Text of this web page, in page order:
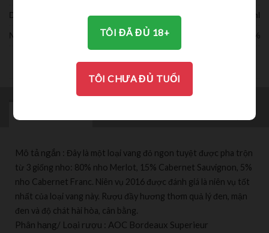
Dung tích: 750ml
Nồng độ: 14.5%
THƯỞNG THỨC
Mô tả ngắn : Đây là một loại vang đỏ ngon tuyệt được pha trộn
từ 3 giống nho: 80% nho Merlot, 15% Cabernet Sauvignon, 5%
nho Cabernet Franc. Niên vụ 2016 được đánh giá là niên vụ tốt
nhất của loại vang này. Rượu đầy hương thơm quả lý đen, mận
đen và độ chát hài hòa, cân bằng.
Phân hạng/ Loại rượu : AOC Bordeaux Superieur
TÔI ĐÃ ĐỦ 18+
TÔI CHƯA ĐỦ TUỔI